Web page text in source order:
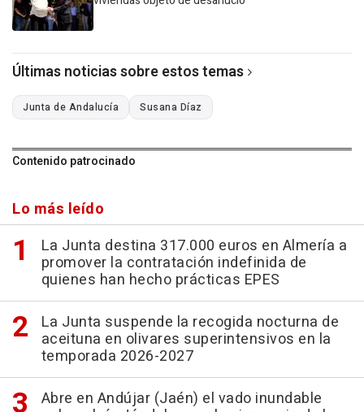
Últimas noticias sobre estos temas
Junta de Andalucía Susana Díaz
Contenido patrocinado
Lo más leído
La Junta destina 317.000 euros en Almería a
promover la contratación indefinida de
quienes han hecho prácticas EPES
La Junta suspende la recogida nocturna de
aceituna en olivares superintensivos en la
temporada 2026-2027
Abre en Andújar (Jaén) el vado inundable